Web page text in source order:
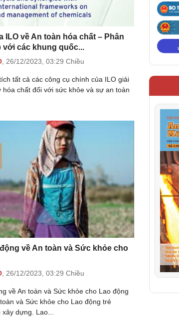
ILO về An toàn hóa chất – Phân
với các khung quốc...
, 26/12/2023, 03:29 Chiều
tất cả các công cụ chính của ILO giải
hóa chất đối với sức khỏe và sự an toàn
về An toàn và Sức khỏe cho
26/12/2023, 03:29 Chiều
về An toàn và Sức khỏe cho Lao động
và Sức khỏe cho Lao động trẻ
dựng. Lao...